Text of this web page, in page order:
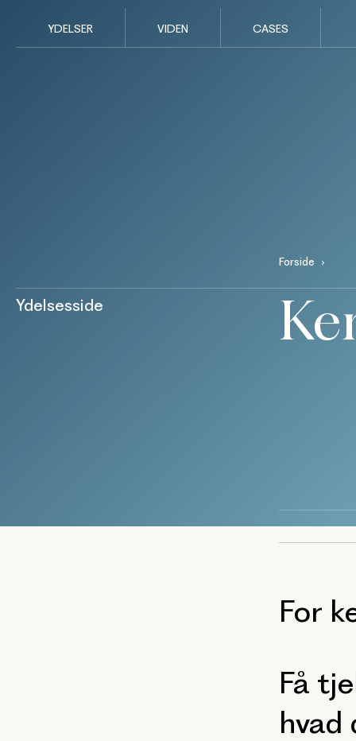
YDELSER VIDEN CASES
Forside
Ydelsesside
For
Få
hvad